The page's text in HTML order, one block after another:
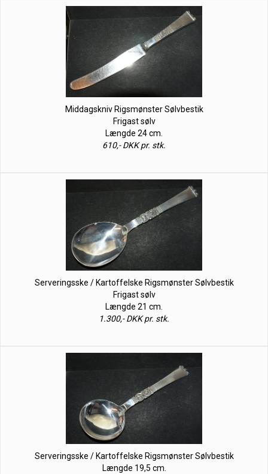
Middagskniv Rigsmønster Sølvbestik
Frigast sølv
Længde 24 cm.
610,- DKK pr. stk.
Serveringsske / Kartoffelske Rigsmønster Sølvbestik
Frigast sølv
Længde 21 cm.
1.300,- DKK pr. stk.
Serveringsske / Kartoffelske Rigsmønster Sølvbestik
Længde 19,5 cm.